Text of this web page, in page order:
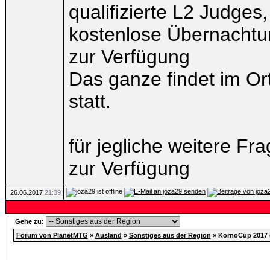
qualifizierte L2
kostenlose
zur Verfügung
Das ganze findet im
statt.
für jegliche weitere
zur Verfügung
26.06.2017 21:39
Gehe zu:
Forum von PlanetMTG » Ausland » Sonstiges aus der Region » KornoCup 2017